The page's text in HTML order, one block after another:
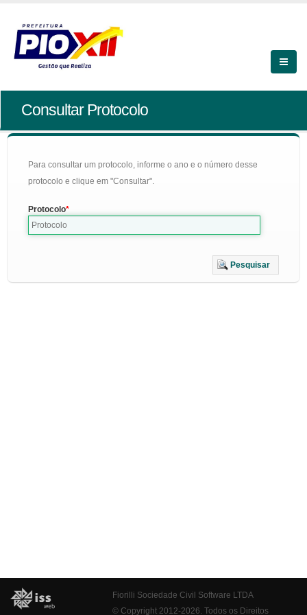
Consultar Protocolo
Para consultar um protocolo, informe o ano e o número desse
protocolo e clique em "Consultar".
Protocolo
Pesquisar
Fiorilli Sociedade Civil Software LTDA
© Copyright 2012-2026. Todos os Direitos